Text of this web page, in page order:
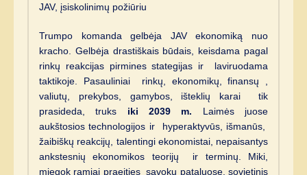
JAV, įsiskolinimų požiūriu
Trumpo komanda gelbėja JAV ekonomiką nuo
kracho. Gelbėja drastiškais būdais, keisdama pagal
rinkų reakcijas pirmines stategijas ir laviruodama
taktikoje. Pasauliniai rinkų, ekonomikų, finansų ,
valiutų, prekybos, gamybos, išteklių karai tik
prasideda, truks iki 2039 m. Laimės juose
aukštosios technologijos ir hyperaktyvūs, išmanūs,
žaibiškų reakcijų, talentingi ekonomistai, nepaisantys
ankstesnių ekonomikos teorijų ir terminų. Miki,
miegok ramiai praeities sąvokų pataluose, sovietinis